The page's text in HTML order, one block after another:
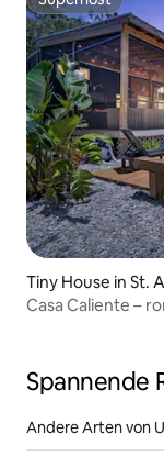
Superhost
Tiny House in St.
Casa Caliente –
Spannende
Andere Arten von